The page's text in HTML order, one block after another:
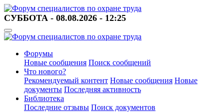
СУББОТА - 08.08.2026 - 12:25
Форумы
Новые сообщения Поиск сообщений
Что нового?
Рекомендуемый контент Новые сообщения Новые
документы Последняя активность
Библиотека
Последние отзывы Поиск документов